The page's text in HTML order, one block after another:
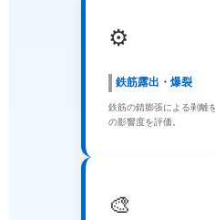
⚙️
鉄筋露出・爆裂
鉄筋の錆膨張による剥離
の影響度を評価。
🎨